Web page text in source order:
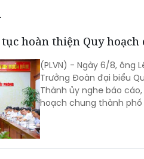
hoàn thiện Quy
(PLVN) - Ngày 6/8, ông
Trưởng Đoàn đại biểu Quốc hội thành
Thành ủy nghe báo
hoạch chung thành